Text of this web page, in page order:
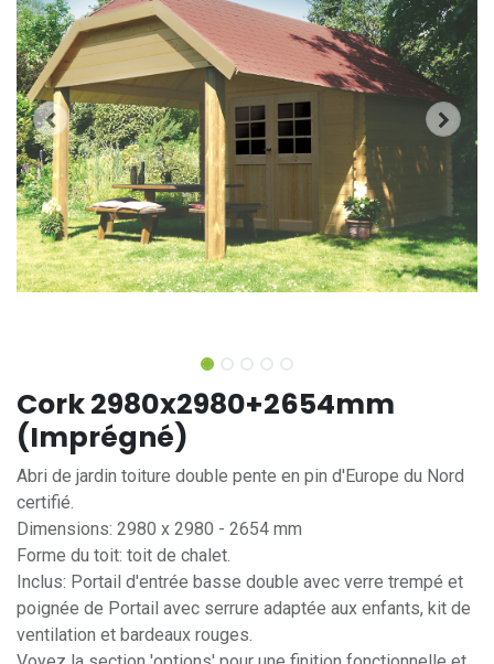
Cork 2980x2980+2654mm
(Imprégné)
Abri de jardin toiture double pente en pin d'Europe du Nord
certifié.
Dimensions: 2980 x 2980 - 2654 mm
Forme du toit: toit de chalet.
Inclus: Portail d'entrée basse double avec verre trempé et
poignée de Portail avec serrure adaptée aux enfants, kit de
ventilation et bardeaux rouges.